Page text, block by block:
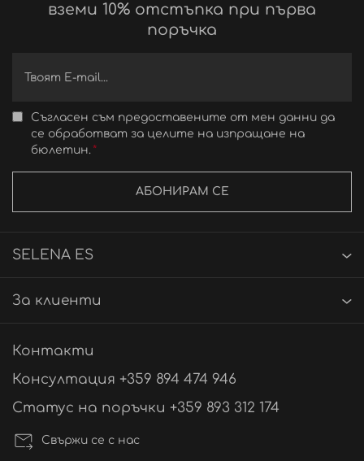
вземи 10% отстъпка при първа
поръчка
Съгласен съм предоставените от мен данни да
се обработват за целите на изпращане на
бюлетин.
АБОНИРАМ СЕ
SELENA ES
За клиенти
Контакти
Консултация +359 894 474 946
Статус на поръчки +359 893 312 174
Свържи се с нас